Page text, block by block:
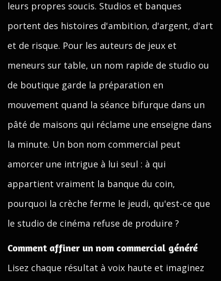
leurs propres soucis. Studios et banques
portent des histoires d'ambition, d'argent, d'art
et de risque. Pour les auteurs de jeux et
meneurs sur table, un nom rapide de studio ou
de boutique garde la préparation en
mouvement quand la séance bifurque dans un
pâté de maisons qui réclame une enseigne dans
la minute. Un bon nom commercial peut
amorcer une intrigue à lui seul : à qui
appartient vraiment la banque du coin,
pourquoi la crèche ferme le jeudi, qu'est-ce que
le studio de cinéma refuse de produire ?
Comment affiner un nom commercial généré
Lisez chaque résultat à voix haute et imaginez